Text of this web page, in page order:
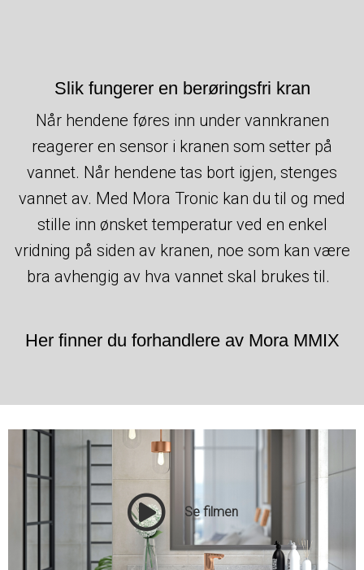
Slik fungerer en berøringsfri kran
Når hendene føres inn under vannkranen
reagerer en sensor i kranen som setter på
vannet. Når hendene tas bort igjen, stenges
vannet av. Med Mora Tronic kan du til og med
stille inn ønsket temperatur ved en enkel
vridning på siden av kranen, noe som kan være
bra avhengig av hva vannet skal brukes til.
Her finner du forhandlere av Mora MMIX
Se filmen